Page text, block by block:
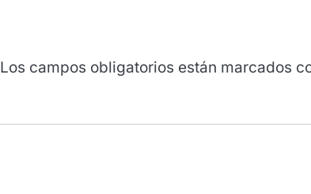
Los campos obligatorios están marcados